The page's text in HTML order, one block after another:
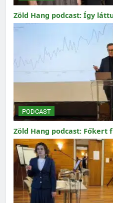
Zöld Hang podcast: Így
PODCAST
Zöld Hang podcast: Főkert